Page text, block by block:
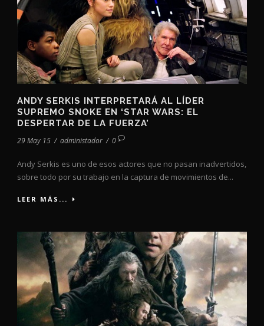
ANDY SERKIS INTERPRETARÁ AL LÍDER
SUPREMO SNOKE EN ‘STAR WARS: EL
DESPERTAR DE LA FUERZA’
29 May 15 / administador / 0
Andy Serkis es uno de esos actores que no pasan inadvertidos,
sobre todo por su trabajo en la captura de movimientos de...
LEER MÁS...